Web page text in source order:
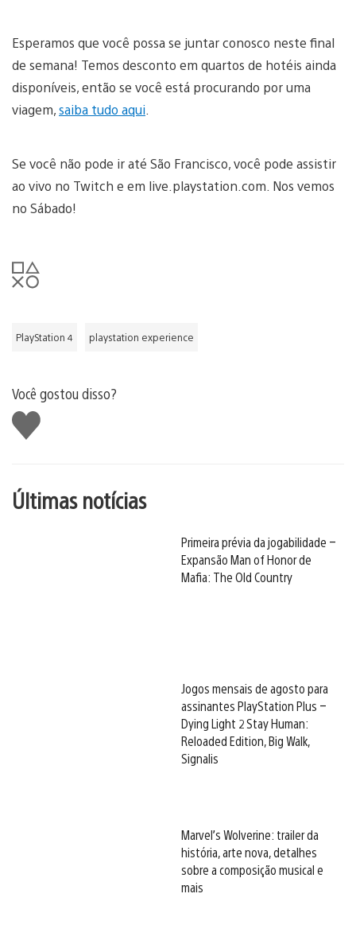
Esperamos que você possa se juntar conosco neste final
de semana! Temos desconto em quartos de hotéis ainda
disponíveis, então se você está procurando por uma
viagem,saiba tudo aqui
Se você não pode ir até São Francisco, você pode assistir
ao vivo no Twitch e em live.playstation.com. Nos vemos
no Sábado!
PlayStation 4 playstation experience
Você gostou disso?
Curtir
Últimas notícias
Primeira prévia da jogabilidade –
Expansão Man of Honor de
Mafia: The Old Country
Jogos mensais de agosto para
assinantes PlayStation Plus –
Dying Light 2 Stay Human:
Reloaded Edition, Big Walk,
Signalis
Marvel’s Wolverine: trailer da
história, arte nova, detalhes
sobre a composição musical e
mais